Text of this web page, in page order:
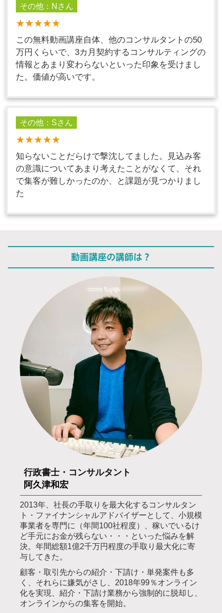
その他：Nさん
★★★★★
この無料動画講座自体、他のコンサルタントの50
万円くらいで、3カ月契約するコンサルティングの
情報とあまり変わらないといった印象を受けまし
た。価値が高いです。
その他：Sさん
★★★★★
知らないことだらけで撃沈してました。見込み客
の意識についてあまり考えたことがなくて、それ
で集客が難しかったのか、と課題が見つかりまし
た
動画講座の講師は？
行政書士・コンサルタント
阿久津和宏
2013年、社長の手取りを最大化するコンサルタン
ト・ファイナンシャルアドバイザーとして、小規模
事業者を専門に（年間100社程度）、稼いでいるけ
ど手元にお金が残らない・・・といった悩みを解
決。年間総額1億2千万円程度の手取り最大化に寄
与してきた。
顧客・取引先からの紹介・下請け・単発案件も多
く、それらに嫌気がさし、2018年99％オンライン
化を実現、紹介・下請け業務から強制的に脱却し、
オンラインからの集客を開始。